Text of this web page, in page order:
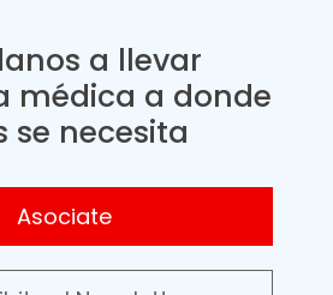
a llevar
médica a donde
se necesita
Asociate